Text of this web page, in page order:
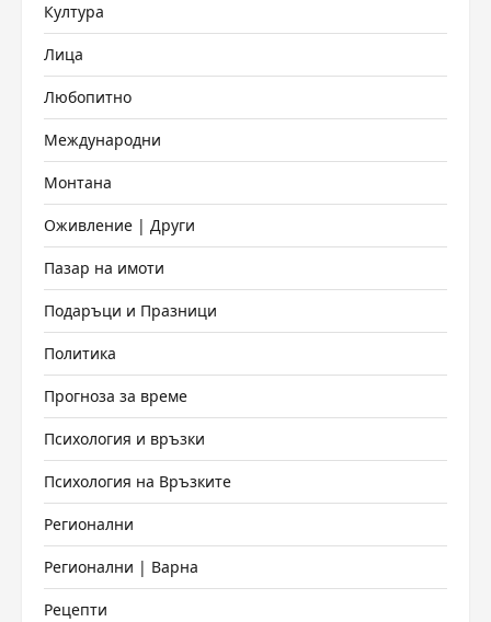
Култура
Лица
Любопитно
Международни
Монтана
Оживление | Други
Пазар на имоти
Подаръци и Празници
Политика
Прогноза за време
Психология и връзки
Психология на Връзките
Регионални
Регионални | Варна
Рецепти